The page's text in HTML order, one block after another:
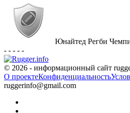
Юнайтед Регби
- - - - -
© 2026 - информационный сайт
О проектеКонфиденциальность
ruggerinfo@gmail.com